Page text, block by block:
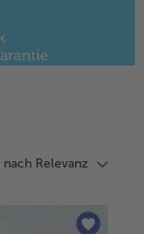
nach Relevanz